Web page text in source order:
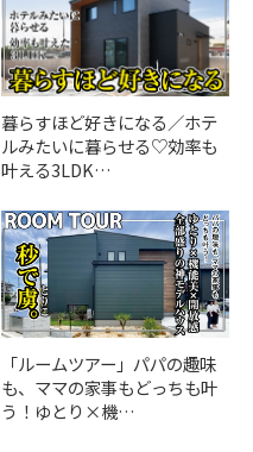
暮らすほど好きになる／ホテ
ルみたいに暮らせる♡効率も
叶える3LDK…
「ルームツアー」パパの趣味
も、ママの家事もどっちも叶
う！ゆとり×機…